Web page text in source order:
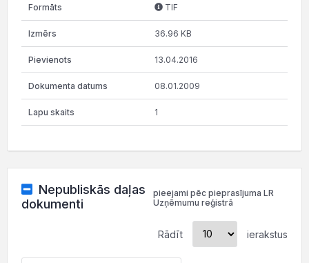
TIF
36.96 KB
13.04.2016
08.01.2009
1
Nepubliskās daļas
dokumenti
pieejami pēc pieprasījuma LR
Uzņēmumu reģistrā
Rādīt ierakstus